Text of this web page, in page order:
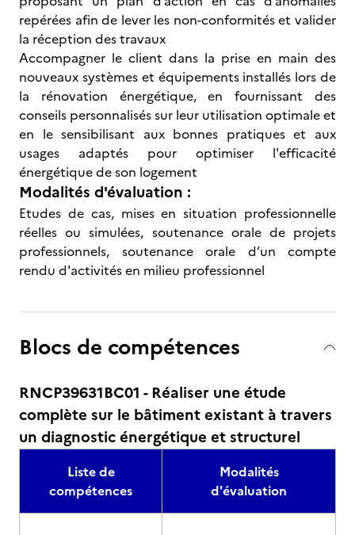
repérées afin de lever les non-conformités et valider
la réception des travaux
Accompagner le client dans la prise en main des
nouveaux systèmes et équipements installés lors de
la rénovation énergétique, en fournissant des
conseils personnalisés sur leur utilisation optimale et
en le sensibilisant aux bonnes pratiques et aux
usages adaptés pour optimiser l'efficacité
énergétique de son logement
Modalités d'évaluation :
Etudes de cas, mises en situation professionnelle
réelles ou simulées, soutenance orale de projets
professionnels, soutenance orale d’un compte
rendu d'activités en milieu professionnel
Blocs de compétences
RNCP39631BC01 - Réaliser une étude
complète sur le bâtiment existant à travers
un diagnostic énergétique et structurel
Liste de
compétences
Modalités
d'évaluation